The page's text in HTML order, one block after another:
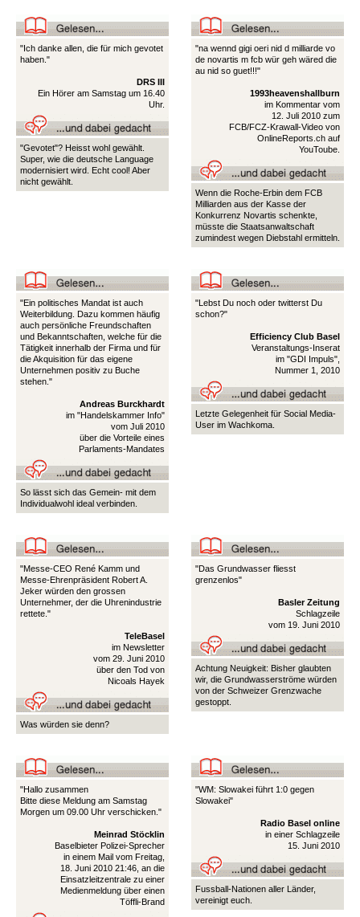
"Ich danke allen, die für mich gevotet
haben."
DRS III
Ein Hörer am Samstag um 16.40
Uhr.
"Gevotet"? Heisst wohl gewählt.
Super, wie die deutsche Language
modernisiert wird. Echt cool! Aber
nicht gewählt.
"na wennd gigi oeri nid d milliarde vo
de novartis m fcb wür geh wäred die
au nid so guet!!!"
1993heavenshallburn
im Kommentar vom
12. Juli 2010 zum
FCB/FCZ-Krawall-Video von
OnlineReports.ch auf
YouToube.
Wenn die Roche-Erbin dem FCB
Milliarden aus der Kasse der
Konkurrenz Novartis schenkte,
müsste die Staatsanwaltschaft
zumindest wegen Diebstahl ermitteln.
"Ein politisches Mandat ist auch
Weiterbildung. Dazu kommen häufig
auch persönliche Freundschaften
und Bekanntschaften, welche für die
Tätigkeit innerhalb der Firma und für
die Akquisition für das eigene
Unternehmen positiv zu Buche
stehen."
Andreas Burckhardt
im "Handelskammer Info"
vom Juli 2010
über die Vorteile eines
Parlaments-Mandates
So lässt sich das Gemein- mit dem
Individualwohl ideal verbinden.
"Lebst Du noch oder twitterst Du
schon?"
Efficiency Club Basel
Veranstaltungs-Inserat
im "GDI Impuls",
Nummer 1, 2010
Letzte Gelegenheit für Social Media-
User im Wachkoma.
"Messe-CEO René Kamm und
Messe-Ehrenpräsident Robert A.
Jeker würden den grossen
Unternehmer, der die Uhrenindustrie
rettete."
TeleBasel
im Newsletter
vom 29. Juni 2010
über den Tod von
Nicoals Hayek
Was würden sie denn?
"Das Grundwasser fliesst
grenzenlos"
Basler Zeitung
Schlagzeile
vom 19. Juni 2010
Achtung Neuigkeit: Bisher glaubten
wir, die Grundwasserströme würden
von der Schweizer Grenzwache
gestoppt.
"Hallo zusammen
Bitte diese Meldung am Samstag
Morgen um 09.00 Uhr verschicken."
Meinrad Stöcklin
Baselbieter Polizei-Sprecher
in einem Mail vom Freitag,
18. Juni 2010 21:46, an die
Einsatzleitzentrale zu einer
Medienmeldung über einen
Töffli-Brand
"WM: Slowakei führt 1:0 gegen
Slowakei"
Radio Basel online
in einer Schlagzeile
15. Juni 2010
Fussball-Nationen aller Länder,
vereinigt euch.